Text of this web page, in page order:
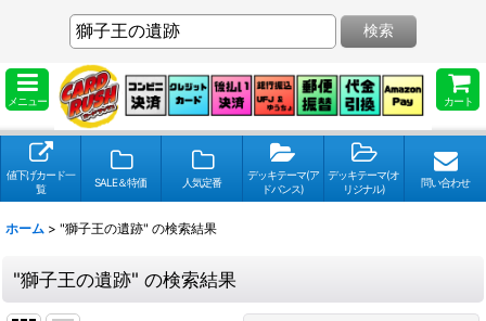
メニュー カート
検索
値下げカード一
覧
SALE＆特価 人気定番
デッキテーマ(ア
ドバンス)
デッキテーマ(オ
リジナル)
問い合わせ
ホーム > "獅子王の遺跡" の検索結果
"獅子王の遺跡" の検索結果